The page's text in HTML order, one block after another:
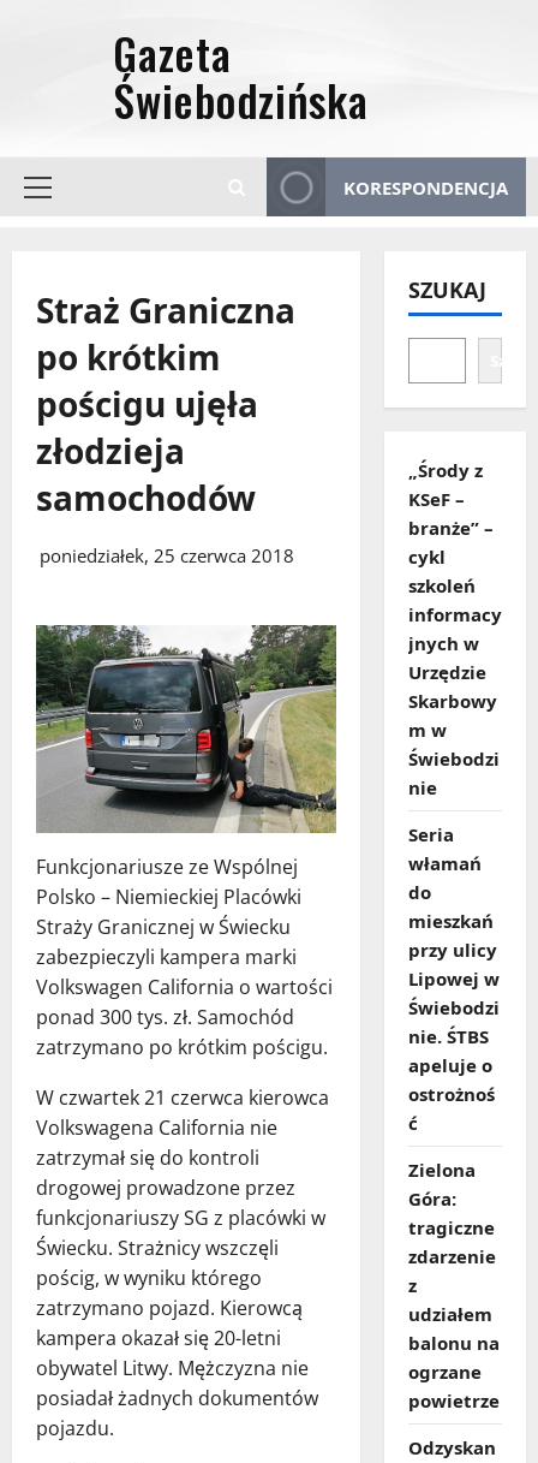
Menu
KORESPONDENCJA
Straż Graniczna
po krótkim
pościgu ujęła
złodzieja
samochodów
poniedziałek, 25 czerwca 2018
Funkcjonariusze ze Wspólnej
Polsko – Niemieckiej Placówki
Straży Granicznej w Świecku
zabezpieczyli kampera marki
Volkswagen California o wartości
ponad 300 tys. zł. Samochód
zatrzymano po krótkim pościgu.
W czwartek 21 czerwca kierowca
Volkswagena California nie
zatrzymał się do kontroli
drogowej prowadzone przez
funkcjonariuszy SG z placówki w
Świecku. Strażnicy wszczęli
pościg, w wyniku którego
zatrzymano pojazd. Kierowcą
kampera okazał się 20-letni
obywatel Litwy. Mężczyzna nie
posiadał żadnych dokumentów
pojazdu.
SZUKAJ
„Środy z
KSeF –
branże” –
cykl
szkoleń
informacy
jnych w
Urzędzie
Skarbowy
m w
Świebodzi
nie
Seria
włamań
do
mieszkań
przy ulicy
Lipowej w
Świebodzi
nie. ŚTBS
apeluje o
ostrożnoś
ć
Zielona
Góra:
tragiczne
zdarzenie
z
udziałem
balonu na
ogrzane
powietrze
Odzyskan